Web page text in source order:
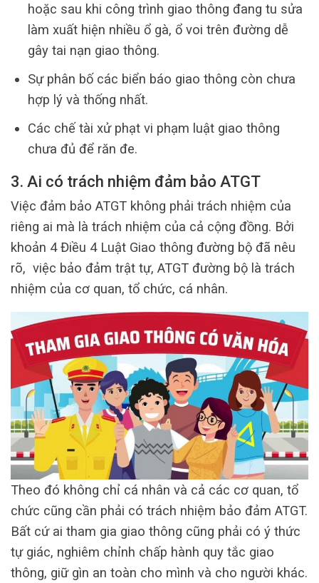
hoặc sau khi công trình giao thông đang tu sửa
làm xuất hiện nhiều ổ gà, ổ voi trên đường dễ
gây tai nạn giao thông.
Sự phân bố các biển báo giao thông còn chưa
hợp lý và thống nhất.
Các chế tài xử phạt vi phạm luật giao thông
chưa đủ để răn đe.
3. Ai có trách nhiệm đảm bảo ATGT
Việc đảm bảo ATGT không phải trách nhiệm của
riêng ai mà là trách nhiệm của cả cộng đồng. Bởi
khoản 4 Điều 4 Luật Giao thông đường bộ đã nêu
rõ, việc bảo đảm trật tự, ATGT đường bộ là trách
nhiệm của cơ quan, tổ chức, cá nhân.
Theo đó không chỉ cá nhân và cả các cơ quan, tổ
chức cũng cần phải có trách nhiệm bảo đảm ATGT.
Bất cứ ai tham gia giao thông cũng phải có ý thức
tự giác, nghiêm chỉnh chấp hành quy tắc giao
thông, giữ gìn an toàn cho mình và cho người khác.